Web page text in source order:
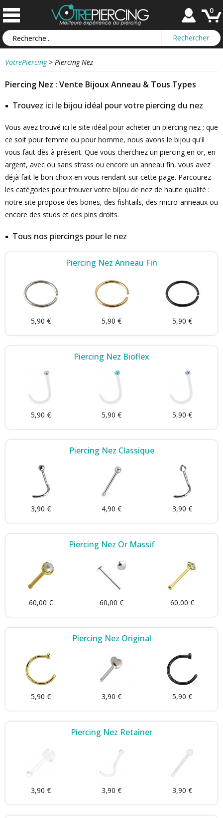
0
VotrePiercing > Piercing Nez
Piercing Nez : Vente Bijoux Anneau & Tous Types
Trouvez ici le bijou idéal pour votre piercing du nez
Vous avez trouvé ici le site idéal pour acheter un piercing nez ; que
ce soit pour femme ou pour homme, nous avons le bijou qu'il
vous faut dès à présent. Que vous cherchiez un piercing en or, en
argent, avec ou sans strass ou encore un anneau fin, vous avez
déjà fait le bon choix en vous rendant sur cette page. Parcourez
les catégories pour trouver votre bijou de nez de haute qualité :
notre site propose des bones, des fishtails, des micro-anneaux ou
encore des studs et des pins droits.
Tous nos piercings pour le nez
Piercing Nez Anneau Fin
5,90 € 5,90 € 5,90 €
Piercing Nez Bioflex
5,90 € 5,90 € 5,90 €
Piercing Nez Classique
3,90 € 4,90 € 3,90 €
Piercing Nez Or Massif
60,00 € 60,00 € 60,00 €
Piercing Nez Original
5,90 € 3,90 € 5,90 €
Piercing Nez Retainer
3,90 € 3,90 € 3,90 €